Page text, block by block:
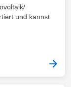
und kannst